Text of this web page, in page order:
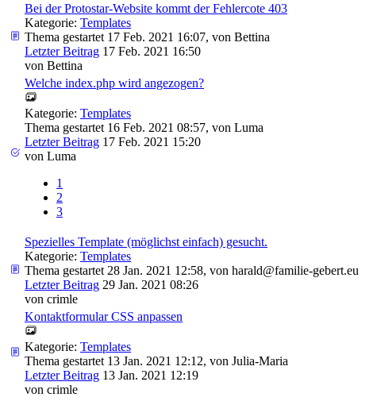
Bei der Protostar-Website kommt der Fehlercote 403
Kategorie: Templates
Thema gestartet 17 Feb. 2021 16:07, von Bettina
Letzter Beitrag 17 Feb. 2021 16:50
von Bettina
Welche index.php wird angezogen?
Kategorie: Templates
Thema gestartet 16 Feb. 2021 08:57, von Luma
Letzter Beitrag 17 Feb. 2021 15:20
von Luma
1
2
3
Spezielles Template (möglichst einfach) gesucht.
Kategorie: Templates
Thema gestartet 28 Jan. 2021 12:58, von harald@familie-gebert.eu
Letzter Beitrag 29 Jan. 2021 08:26
von crimle
Kontaktformular CSS anpassen
Kategorie: Templates
Thema gestartet 13 Jan. 2021 12:12, von Julia-Maria
Letzter Beitrag 13 Jan. 2021 12:19
von crimle